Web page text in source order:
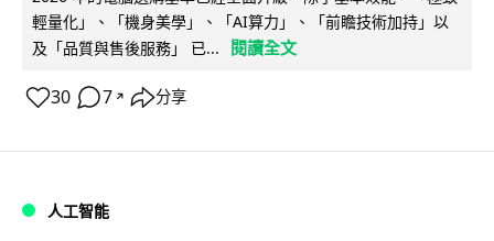
輕量化」、「機身美學」、「AI算力」、「前瞻技術加持」以
及「品質與售後服務」 已...
閱讀全文
30 7 ↗ 分享
人工智能